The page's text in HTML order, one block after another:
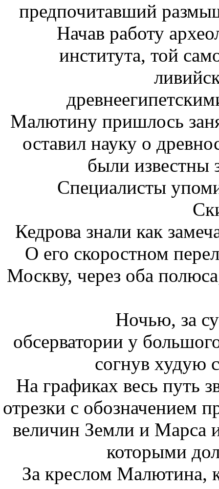
предпочитавший
Начав работу
института, той
Малютину пришлось
оставил науку о
были известны
Специалисты
Кедрова знали как
О его скоростном
Москву, через оба
Ночью, за
обсерватории у
согнув худую
На графиках весь путь
отрезки с обозначением
величин Земли и Марса
которыми
За креслом Малютина,